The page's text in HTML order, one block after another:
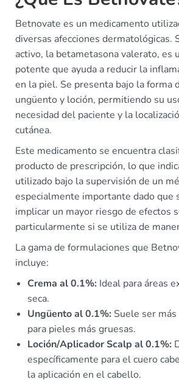
Betnovate es un medicamento
diversas afecciones dermatológicas.
activo, la betametasona valerato, es
potente que ayuda a reducir la
en la piel. Se presenta bajo la forma
ungüento y loción, permitiendo su
necesidad del paciente y la
cutánea.
Este medicamento se encuentra
producto de prescripción, lo que
utilizado bajo la supervisión de un
especialmente importante dado que
implicar un mayor riesgo de efectos
particularmente si se utiliza de
La gama de formulaciones que
incluye:
Crema al 0.1%: Ideal para áreas
seca.
Ungüento al 0.1%: Suele ser
para pieles más gruesas.
Loción/Aplicador Scalp al 0.1%:
específicamente para el cuero
la aplicación en el cabello.